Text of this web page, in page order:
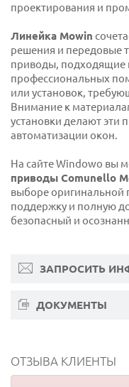
проектирования и
Линейка Mowin
решения и передовые
приводы, подходящие
профессиональных
или установок,
Внимание к
установки делают
автоматизации окон.
На сайте Windowo вы
приводы Comunello
выборе оригинальной
поддержку и полную
безопасный и
ЗАПРОСИТЬ
ДОКУМЕНТЫ
ОТЗЫВА КЛИЕНТЫ